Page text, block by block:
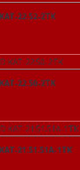
22.52-2TK
22.50-2TK
21.51.51A-1TK